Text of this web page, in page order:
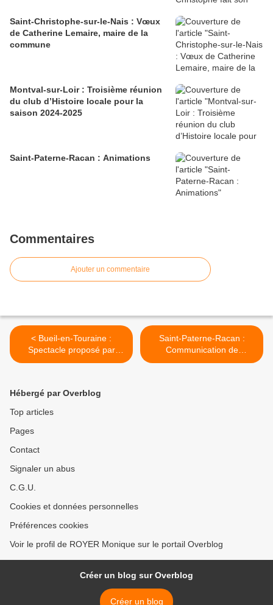
Saint-Christophe-sur-le-Nais : Vœux
de Catherine Lemaire, maire de la
commune
Montval-sur-Loir : Troisième réunion
du club d’Histoire locale pour la
saison 2024-2025
Saint-Paterne-Racan : Animations
Commentaires
Ajouter un commentaire
< Bueil-en-Touraine :
Spectacle proposé par
"Autour de la Collégiale de
Saint-Paterne-Racan :
Communication de
l'UCTSPC >
Hébergé par Overblog
Top articles
Pages
Contact
Signaler un abus
C.G.U.
Cookies et données personnelles
Préférences cookies
Voir le profil de ROYER Monique sur le portail Overblog
Créer un blog sur Overblog
Créer un blog